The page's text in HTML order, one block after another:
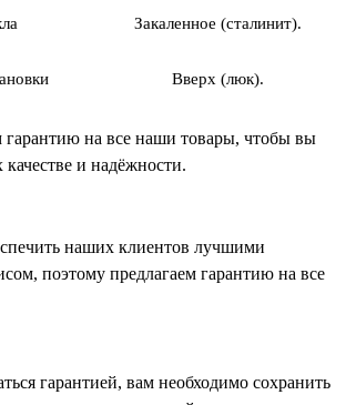
Закаленное (сталинит).
Вверх (люк).
на все наши товары, чтобы вы
и надёжности.
наших клиентов лучшими
поэтому предлагаем гарантию на все
гарантией, вам необходимо сохранить